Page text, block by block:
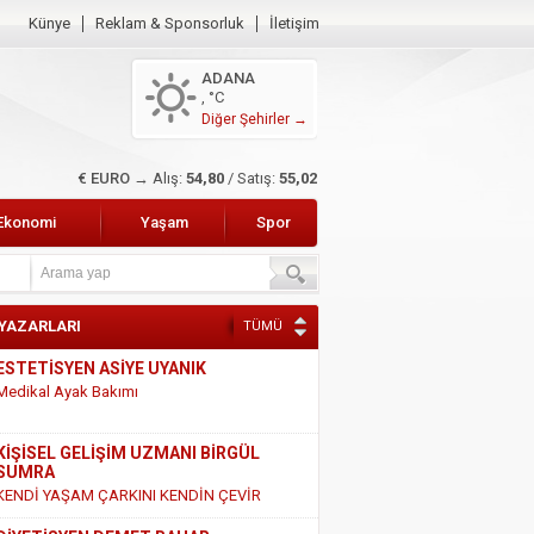
Künye Reklam & Sponsorluk İletişim
ADANA
, °C
Diğer Şehirler →
$ DOLAR → Alış: 47,47 / Satış: 47,66
Yaşam Spor
TÜMÜ
KİŞİSEL GELİŞİM UZMANI BİRGÜL
DİYETİSYEN DEMET BAHAR
VE SÜT ÜRÜNLERİ HAKKINDAKİ